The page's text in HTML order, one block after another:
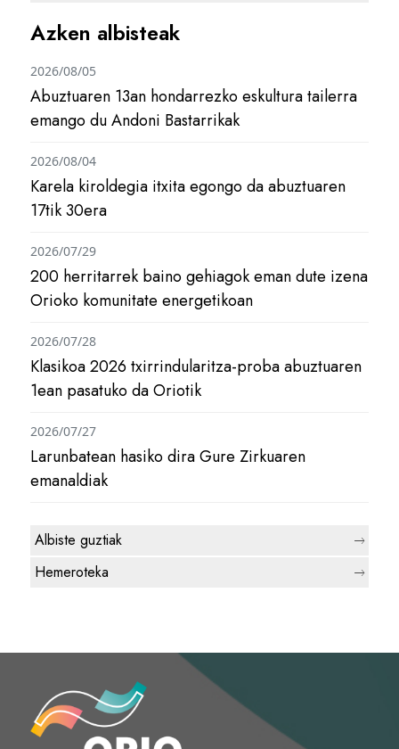
Azken albisteak
Abuztuaren 13an hondarrezko eskultura tailerra
emango du Andoni Bastarrikak
2026/08/05
Karela kiroldegia itxita egongo da abuztuaren
17tik 30era
2026/08/04
200 herritarrek baino gehiagok eman dute izena
Orioko komunitate energetikoan
2026/07/29
Klasikoa 2026 txirrindularitza-proba abuztuaren
1ean pasatuko da Oriotik
2026/07/28
Larunbatean hasiko dira Gure Zirkuaren
emanaldiak
2026/07/27
Albiste guztiak
Hemeroteka